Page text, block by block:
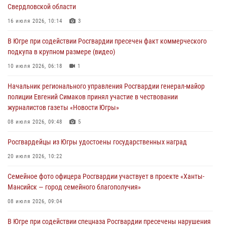
Военнослужащие Росгвардии сбили дрон-разведчик ВСУ на южном
направлении
Офицеры Росгвардии и ветераны войск правопорядка почтили
память генерала армии Ивана Кирилловича Яковлева
В Югре при силовой поддержке ОМОН Росгвардии задержаны
подозреваемые в страховом мошенничестве
06 августа 2026, 09:07
Урайский отдел вневедомственной охраны Росгвардии отмечает
60-летний юбилей
Свердловской области
16 июля 2026, 10:14 3
В Югре при содействии Росгвардии пресечен факт коммерческого
подкупа в крупном размере (видео)
10 июля 2026, 06:18 1
Начальник регионального управления Росгвардии генерал-майор
полиции Евгений Симаков принял участие в чествовании
журналистов газеты «Новости Югры»
08 июля 2026, 09:48 5
Росгвардейцы из Югры удостоены государственных наград
20 июля 2026, 10:22
Семейное фото офицера Росгвардии участвует в проекте «Ханты-
Мансийск — город семейного благополучия»
08 июля 2026, 09:04
В Югре при содействии спецназа Росгвардии пресечены нарушения